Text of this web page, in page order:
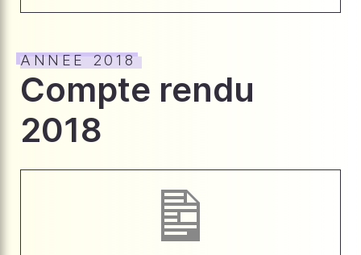
ANNEE 2018
Compte rendu
2018